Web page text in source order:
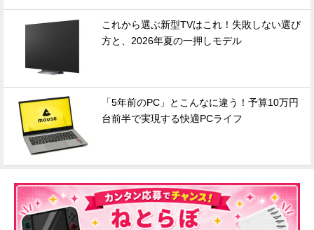
これから選ぶ新型TVはこれ！失敗しない選び
方と、2026年夏の一押しモデル
「5年前のPC」とこんなに違う！予算10万円
台前半で実現する快適PCライフ